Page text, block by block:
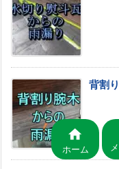
背割

ホーム